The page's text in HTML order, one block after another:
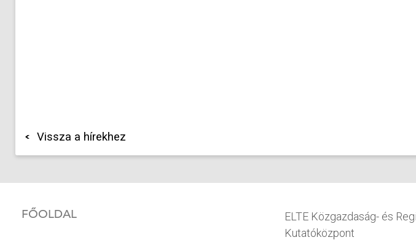
Vissza a hírekhez
FŐOLDAL
ELTE Közgazdaság- és
Kutatóközpont